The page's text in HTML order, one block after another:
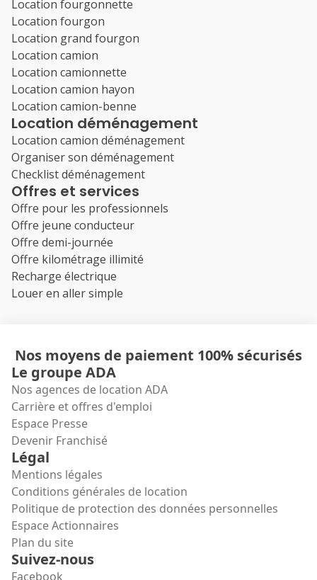
Location fourgonnette
Location fourgon
Location grand fourgon
Location camion
Location camionnette
Location camion hayon
Location camion-benne
Location déménagement
Location camion déménagement
Organiser son déménagement
Checklist déménagement
Offres et services
Offre pour les professionnels
Offre jeune conducteur
Offre demi-journée
Offre kilométrage illimité
Recharge électrique
Louer en aller simple
Nos moyens de paiement 100% sécurisés
Le groupe ADA
Nos agences de location ADA
Carrière et offres d'emploi
Espace Presse
Devenir Franchisé
Légal
Mentions légales
Conditions générales de location
Politique de protection des données personnelles
Espace Actionnaires
Plan du site
Suivez-nous
Facebook